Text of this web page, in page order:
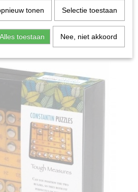
> Though Measures -
tonen Selectie toestaan
Alles toestaan Nee, niet akkoord